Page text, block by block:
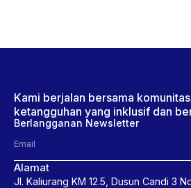
Kami berjalan bersama
ketangguhan yang inklusif dan
Berlangganan Newsletter
Alamat
Jl. Kaliurang KM 12.5, Dusun Candi 3